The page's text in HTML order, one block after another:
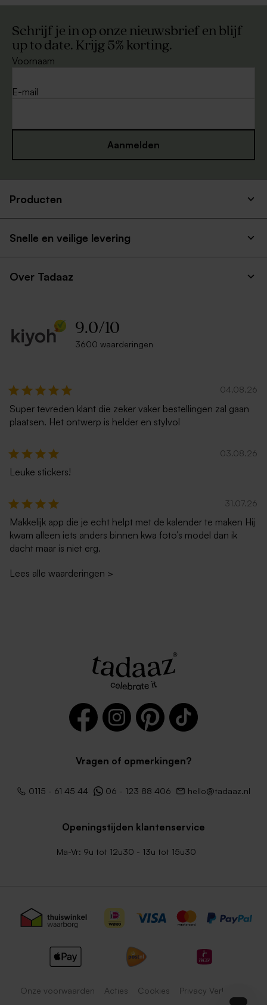
Schrijf je in op onze nieuwsbrief en blijf
up to date. Krijg 5% korting.
Voornaam
E-mail
Aanmelden
Producten
Snelle en veilige levering
Over Tadaaz
9.0/10
3600 waarderingen
04.08.26
Super tevreden klant die zeker vaker bestellingen zal gaan
plaatsen. Het ontwerp is helder en stylvol
03.08.26
Leuke stickers!
31.07.26
Makkelijk app die je echt helpt met de kalender te maken Hij
kwam alleen iets anders binnen kwa foto’s model dan ik
dacht maar is niet erg.
Lees alle waarderingen >
Vragen of opmerkingen?
0115 - 61 45 44 06 - 123 88 406 hello@tadaaz.nl
Openingstijden klantenservice
Ma-Vr: 9u tot 12u30 - 13u tot 15u30
Onze voorwaarden Acties Cookies Privacy Verklaring